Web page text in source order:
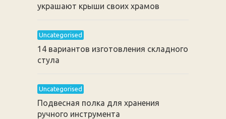
украшают крыши своих храмов
Uncategorised
14 вариантов изготовления складного
стула
Uncategorised
Подвесная полка для хранения
ручного инструмента